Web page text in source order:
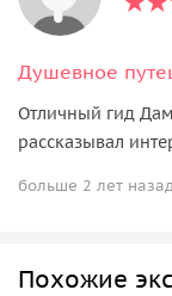
Душевное
Отличный гид
рассказывал
больше 2 лет
Похожие